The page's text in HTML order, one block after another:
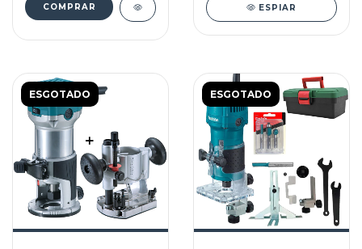
COMPRAR ESPIAR
ESGOTADO ESGOTADO